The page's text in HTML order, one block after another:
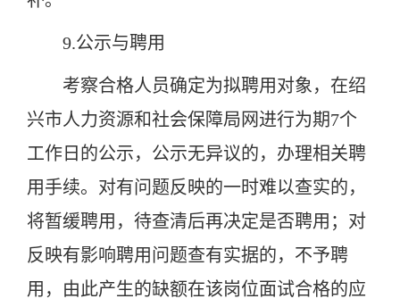
9.公示与聘用
考察合格人员确定为拟聘用对象，在绍
兴市人力资源和社会保障局网进行为期7个
工作日的公示，公示无异议的，办理相关聘
用手续。对有问题反映的一时难以查实的，
将暂缓聘用，待查清后再决定是否聘用；对
反映有影响聘用问题查有实据的，不予聘
用，由此产生的缺额在该岗位面试合格的应